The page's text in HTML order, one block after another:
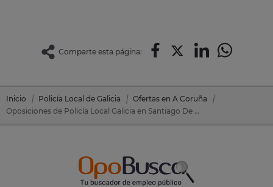
Comparte esta página:
Inicio Policía Local de Galicia
Ofertas en A Coruña
Oposiciones de Policía Local Galicia en Santiago De Compostela (A Coruña)